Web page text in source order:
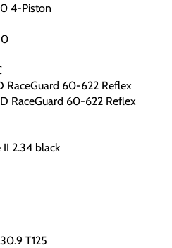
4-Piston
RaceGuard 60-622 Reflex
RaceGuard 60-622 Reflex
2.34 black
T125